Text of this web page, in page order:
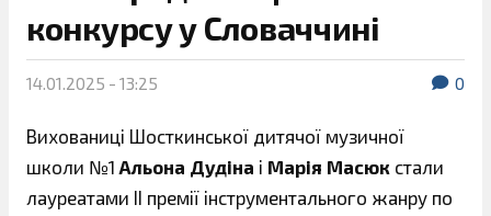
конкурсу у Словаччині
14.01.2025 - 13:25 0
Вихованиці Шосткинської дитячої музичної
школи №1 Альона Дудіна і Марія Масюк стали
лауреатами ІІ премії інструментального жанру по